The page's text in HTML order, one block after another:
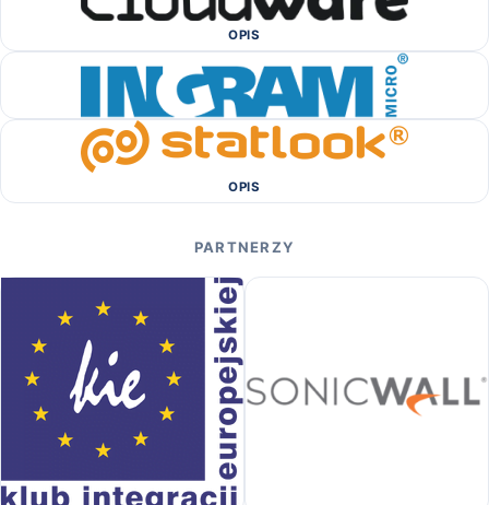
OPIS
OPIS
PARTNERZY